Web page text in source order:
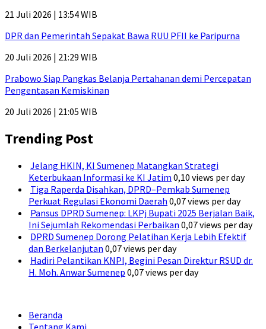
21 Juli 2026 | 13:54 WIB
DPR dan Pemerintah Sepakat Bawa RUU PFII ke Paripurna
20 Juli 2026 | 21:29 WIB
Prabowo Siap Pangkas Belanja Pertahanan demi Percepatan
Pengentasan Kemiskinan
20 Juli 2026 | 21:05 WIB
Trending Post
Jelang HKIN, KI Sumenep Matangkan Strategi
Keterbukaan Informasi ke KI Jatim 0,10 views per day
Tiga Raperda Disahkan, DPRD–Pemkab Sumenep
Perkuat Regulasi Ekonomi Daerah 0,07 views per day
Pansus DPRD Sumenep: LKPj Bupati 2025 Berjalan Baik,
Ini Sejumlah Rekomendasi Perbaikan 0,07 views per day
DPRD Sumenep Dorong Pelatihan Kerja Lebih Efektif
dan Berkelanjutan 0,07 views per day
Hadiri Pelantikan KNPI, Begini Pesan Direktur RSUD dr.
H. Moh. Anwar Sumenep 0,07 views per day
Beranda